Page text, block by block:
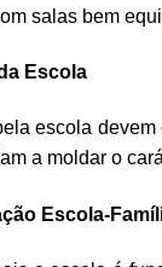
salas bem
Escola
escola
a moldar o
Escola-